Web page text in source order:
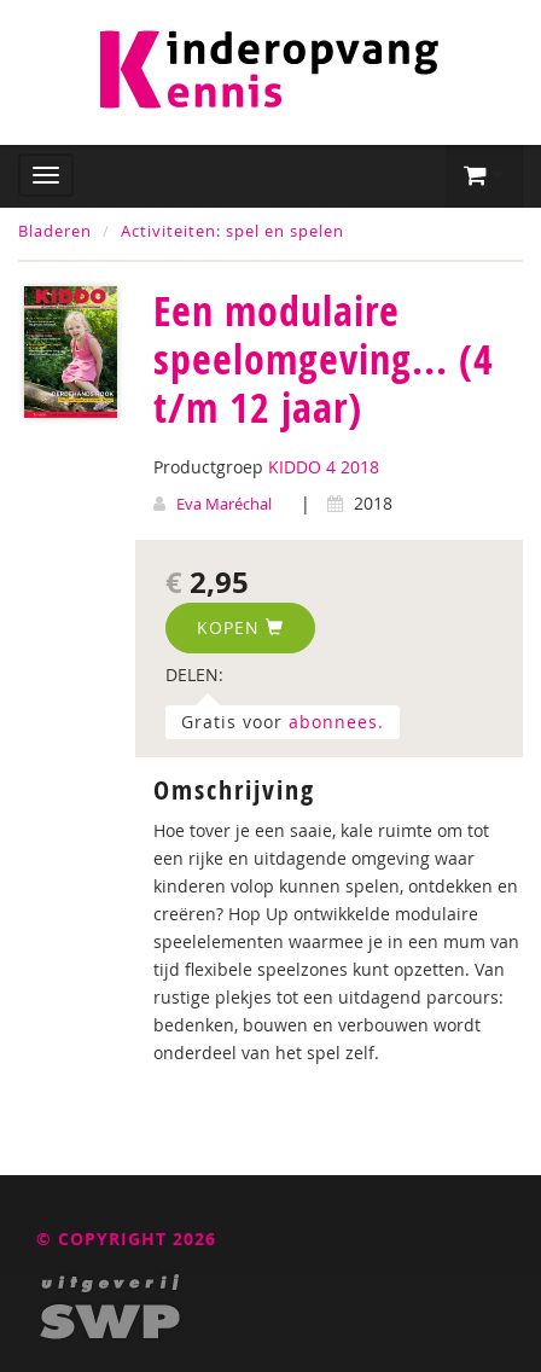
Bladeren Activiteiten: spel en spelen
Een modulaire
speelomgeving... (4
t/m 12 jaar)
Productgroep KIDDO 4 2018
Eva Maréchal | 2018
€ 2,95
KOPEN
DELEN:
Gratis voor abonnees.
Omschrijving
Hoe tover je een saaie, kale ruimte om tot
een rijke en uitdagende omgeving waar
kinderen volop kunnen spelen, ontdekken en
creëren? Hop Up ontwikkelde modulaire
speelelementen waarmee je in een mum van
tijd flexibele speelzones kunt opzetten. Van
rustige plekjes tot een uitdagend parcours:
bedenken, bouwen en verbouwen wordt
onderdeel van het spel zelf.
© COPYRIGHT 2026